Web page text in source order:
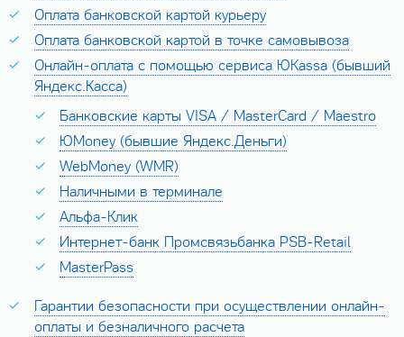
Оплата банковской картой курьеру
Оплата банковской картой в точке самовывоза
Онлайн-оплата с помощью сервиса ЮKassa (бывший
Яндекс.Касса)
Банковские карты VISA / MasterCard / Maestro
ЮMoney (бывшие Яндекс.Деньги)
WebMoney (WMR)
Наличными в терминале
Альфа-Клик
Интернет-банк Промсвязьбанка PSB-Retail
MasterPass
Гарантии безопасности при осуществлении онлайн-
оплаты и безналичного расчета